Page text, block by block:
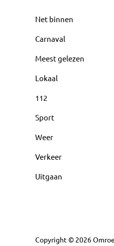
Net binnen
Carnaval
Meest gelezen
Lokaal
112
Sport
Weer
Verkeer
Uitgaan
Copyright © 2026